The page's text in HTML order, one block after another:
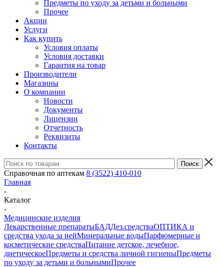
Предметы по уходу за детьми и больными
Прочее
Акции
Услуги
Как купить
Условия оплаты
Условия доставки
Гарантия на товар
Производители
Магазины
О компании
Новости
Документы
Лицензии
Отчетность
Реквизиты
Контакты
Справочная по аптекам 8 (3522) 410-010
Главная
-
Каталог
-
Медицинские изделия
Лекарственные препаратыБАДДез.средстваОПТИКА и
средства ухода за нейМинеральные водыПарфюмерные и
косметические средстваПитание детское, лечебное,
диетическоеПредметы и средства личной гигиеныПредметы
по уходу за детьми и больнымиПрочее